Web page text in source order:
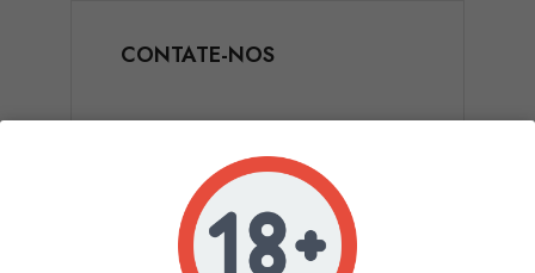
CONTATE-NOS
Assunto
Endereço de e-mail